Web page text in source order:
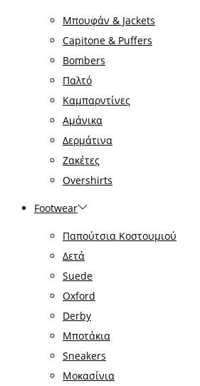
Μπουφάν & Jackets
Capitone & Puffers
Bombers
Παλτό
Καμπαρντίνες
Αμάνικα
Δερμάτινα
Ζακέτες
Overshirts
Footwear
Παπούτσια Κοστουμιού
Δετά
Suede
Oxford
Derby
Μποτάκια
Sneakers
Μοκασίνια